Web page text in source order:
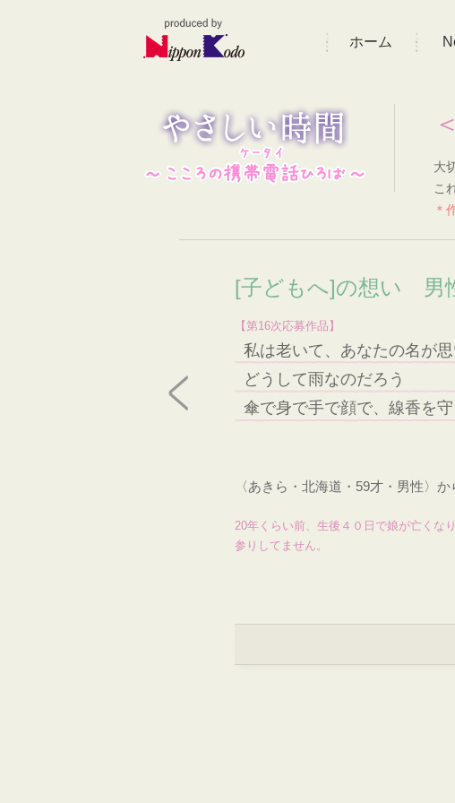
ホーム
大
こ
＊
[子どもへ]の想い 男
【第16次応募作品】
私は老いて、あなたの名が
どうして雨なのだろう
傘で身で手で顔で、線香を守
〈あきら・北海道・59才・男性〉か
20年くらい前、生後４０日で娘が亡くな
参りしてません。